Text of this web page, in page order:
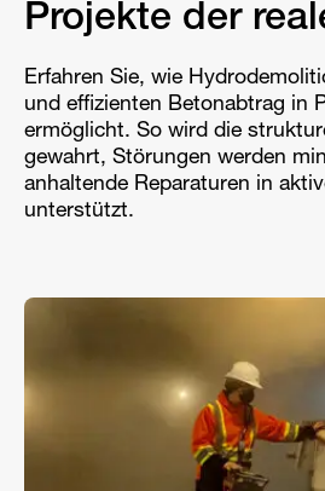
Projekte der
Erfahren Sie, wie
und effizienten Betonabtrag in
ermöglicht. So wird die
gewahrt, Störungen werden
anhaltende Reparaturen in
unterstützt.